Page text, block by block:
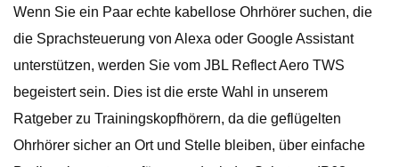
Wenn Sie ein Paar echte kabellose Ohrhörer suchen, die
die Sprachsteuerung von Alexa oder Google Assistant
unterstützen, werden Sie vom JBL Reflect Aero TWS
begeistert sein. Dies ist die erste Wahl in unserem
Ratgeber zu Trainingskopfhörern, da die geflügelten
Ohrhörer sicher an Ort und Stelle bleiben, über einfache